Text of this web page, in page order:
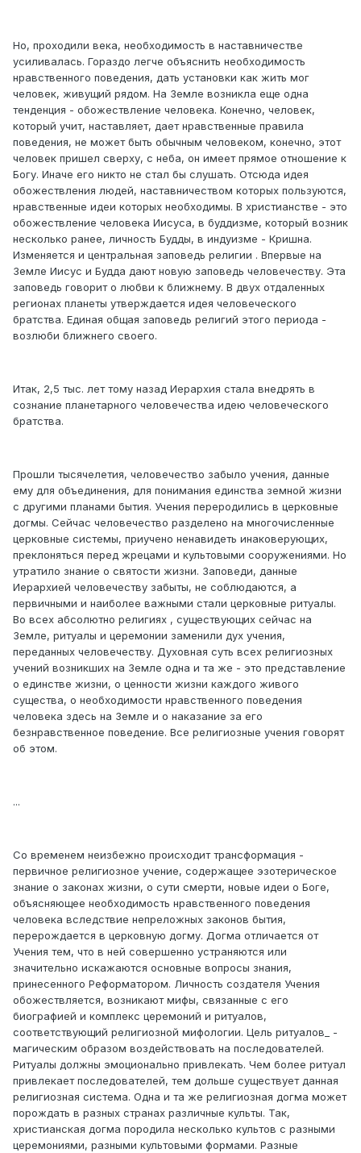
Но, проходили века, необходимость в наставничестве
усиливалась. Гораздо легче объяснить необходимость
нравственного поведения, дать установки как жить мог
человек, живущий рядом. На Земле возникла еще одна
тенденция - обожествление человека. Конечно, человек,
который учит, наставляет, дает нравственные правила
поведения, не может быть обычным человеком, конечно, этот
человек пришел сверху, с неба, он имеет прямое отношение к
Богу. Иначе его никто не стал бы слушать. Отсюда идея
обожествления людей, наставничеством которых пользуются,
нравственные идеи которых необходимы. В христианстве - это
обожествление человека Иисуса, в буддизме, который возник
несколько ранее, личность Будды, в индуизме - Кришна.
Изменяется и центральная заповедь религии . Впервые на
Земле Иисус и Будда дают новую заповедь человечеству. Эта
заповедь говорит о любви к ближнему. В двух отдаленных
регионах планеты утверждается идея человеческого
братства. Единая общая заповедь религий этого периода -
возлюби ближнего своего.
Итак, 2,5 тыс. лет тому назад Иерархия стала внедрять в
сознание планетарного человечества идею человеческого
братства.
Прошли тысячелетия, человечество забыло учения, данные
ему для объединения, для понимания единства земной жизни
с другими планами бытия. Учения переродились в церковные
догмы. Сейчас человечество разделено на многочисленные
церковные системы, приучено ненавидеть инаковерующих,
преклоняться перед жрецами и культовыми сооружениями. Но
утратило знание о святости жизни. Заповеди, данные
Иерархией человечеству забыты, не соблюдаются, а
первичными и наиболее важными стали церковные ритуалы.
Во всех абсолютно религиях , существующих сейчас на
Земле, ритуалы и церемонии заменили дух учения,
переданных человечеству. Духовная суть всех религиозных
учений возникших на Земле одна и та же - это представление
о единстве жизни, о ценности жизни каждого живого
существа, о необходимости нравственного поведения
человека здесь на Земле и о наказание за его
безнравственное поведение. Все религиозные учения говорят
об этом.
...
Со временем неизбежно происходит трансформация -
первичное религиозное учение, содержащее эзотерическое
знание о законах жизни, о сути смерти, новые идеи о Боге,
объясняющее необходимость нравственного поведения
человека вследствие непреложных законов бытия,
перерождается в церковную догму. Догма отличается от
Учения тем, что в ней совершенно устраняются или
значительно искажаются основные вопросы знания,
принесенного Реформатором. Личность создателя Учения
обожествляется, возникают мифы, связанные с его
биографией и комплекс церемоний и ритуалов,
соответствующий религиозной мифологии. Цель ритуалов_ -
магическим образом воздействовать на последователей.
Ритуалы должны эмоционально привлекать. Чем более ритуал
привлекает последователей, тем дольше существует данная
религиозная система. Одна и та же религиозная догма может
порождать в разных странах различные культы. Так,
христианская догма породила несколько культов с разными
церемониями, разными культовыми формами. Разные